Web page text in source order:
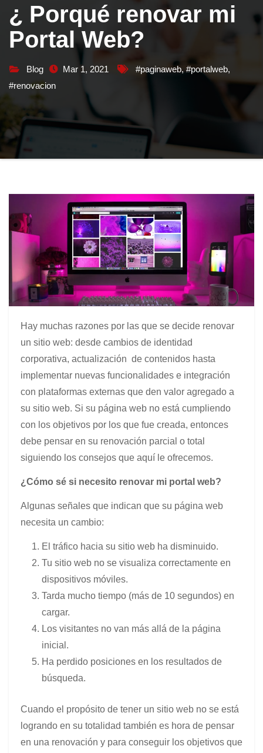
¿ Porqué renovar mi
Portal Web?
Blog Mar 1, 2021 #paginaweb, #portalweb,
#renovacion
Hay muchas razones por las que se decide renovar
un sitio web: desde cambios de identidad
corporativa, actualización de contenidos hasta
implementar nuevas funcionalidades e integración
con plataformas externas que den valor agregado a
su sitio web. Si su página web no está cumpliendo
con los objetivos por los que fue creada, entonces
debe pensar en su renovación parcial o total
siguiendo los consejos que aquí le ofrecemos.
¿Cómo sé si necesito renovar mi portal web?
Algunas señales que indican que su página web
necesita un cambio:
El tráfico hacia su sitio web ha disminuido.
Tu sitio web no se visualiza correctamente en
dispositivos móviles.
Tarda mucho tiempo (más de 10 segundos) en
cargar.
Los visitantes no van más allá de la página
inicial.
Ha perdido posiciones en los resultados de
búsqueda.
Cuando el propósito de tener un sitio web no se está
logrando en su totalidad también es hora de pensar
en una renovación y para conseguir los objetivos que